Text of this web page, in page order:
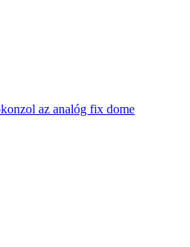
az analóg fix dome